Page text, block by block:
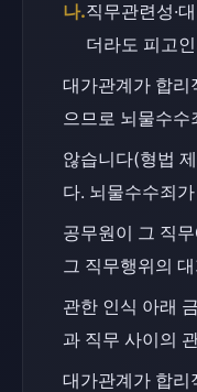
나.직무관련성·
더라도 피고
대가관계가 합리
으므로 뇌물수수
않습니다(형법
다. 뇌물수수죄
공무원이 그 직
그 직무행위의
관한 인식 아래
과 직무 사이의
대가관계가 합리